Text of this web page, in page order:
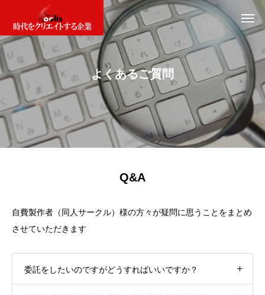
よくあるご質問
Q&A
自費製作者（同人サークル）様の方々が疑問に思うことをまとめ
させていただきます
委託をしたいのですがどうすればいいですか？